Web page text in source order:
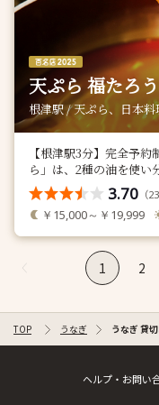
天ぷら 福たろう
根津駅 / 天ぷら、日本
【根津駅3分】完全予
ら」は、2種の油を使い
3.70 （
￥15,000～￥19,999
1 2
TOP うなぎ うなぎ 貸
ヘルプ・お問い